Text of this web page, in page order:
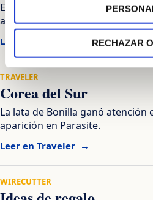
RECHAZAR
El Ideal Gallego recogió una
acompañaba la lata Bonilla con
Leer en El Ideal
TRAVELER
Corea del Sur
La lata de Bonilla ganó atención
aparición en Parasite.
Leer en Traveler
WIRECUTTER